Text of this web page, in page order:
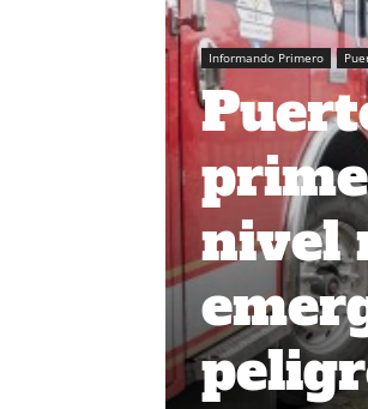
Informando Primero
nivel